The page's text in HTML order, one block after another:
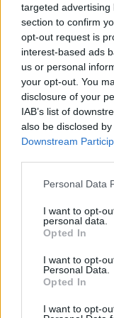
targeted
section to confirm
opt-out request is
interest-based ads
us or personal
your opt-out. You
disclosure of your
IAB’s list of
also be disclosed
Downstream
Please note that
not limited to your
grant or deny
use your data for
consent section.
Personal Data
I want to opt-
personal data.
Opted In
I want to opt-
Personal Data.
Opted In
I want to opt-
Nem lesz